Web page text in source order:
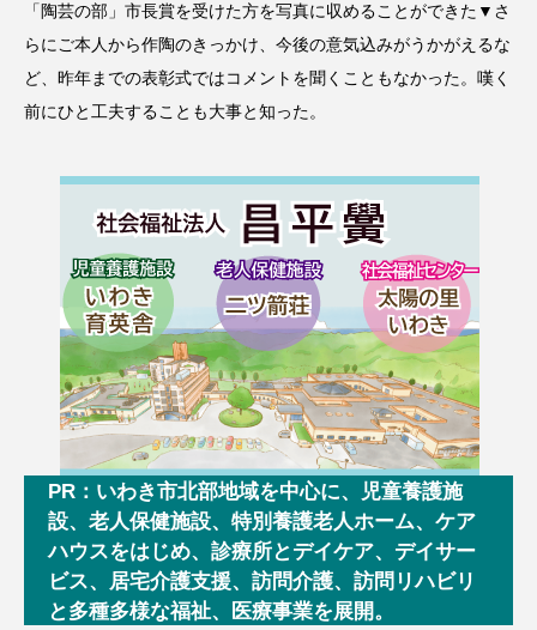
「陶芸の部」市長賞を受けた方を写真に収めることができた▼さ
らにご本人から作陶のきっかけ、今後の意気込みがうかがえるな
ど、昨年までの表彰式ではコメントを聞くこともなかった。嘆く
前にひと工夫することも大事と知った。
PR：いわき市北部地域を中心に、児童養護施
設、老人保健施設、特別養護老人ホーム、ケア
ハウスをはじめ、診療所とデイケア、デイサー
ビス、居宅介護支援、訪問介護、訪問リハビリ
と多種多様な福祉、医療事業を展開。